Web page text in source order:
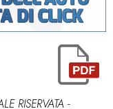
RISERVATA -